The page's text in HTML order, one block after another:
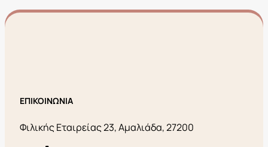
ΕΠΙΚΟΙΝΩΝΙΑ
Φιλικής Εταιρείας 23, Αμαλιάδα, 27200